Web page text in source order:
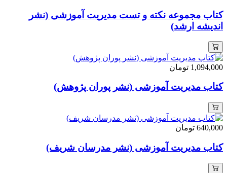
کتاب مجموعه نکته و تست مدیریت آموزشی (نشر
اندیشه ارشد)
1,094,000 تومان
کتاب مدیریت آموزشی (نشر پوران پژوهش)
640,000 تومان
کتاب مدیریت آموزشی (نشر مدرسان شریف)